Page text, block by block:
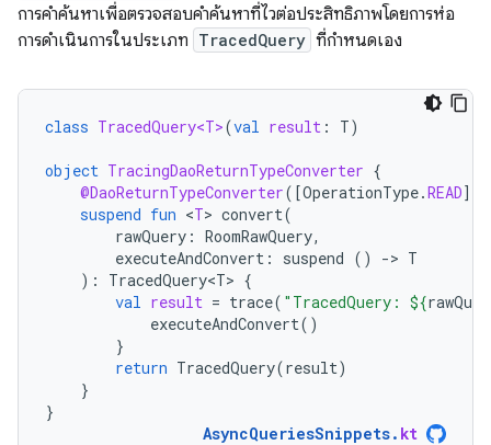
การคำค้นหาเพื่อตรวจสอบคำค้นหาที่ไวต่อประสิทธิภาพโดยการห่อ
การดำเนินการในประเภท TracedQuery ที่กำหนดเอง
class TracedQuery<T>(val result : T)
object TracingDaoReturnTypeConverter {
@DaoReturnTypeConverter( [OperationType.READ]
suspend fun <T> convert(
rawQuery : RoomRawQuery,
executeAndConvert : suspend () -> T
):
TracedQuery<T> {
val result = trace( "TracedQuery: ${
executeAndConvert()
}
return TracedQuery(result)
}
}
AsyncQueriesSnippets. kt